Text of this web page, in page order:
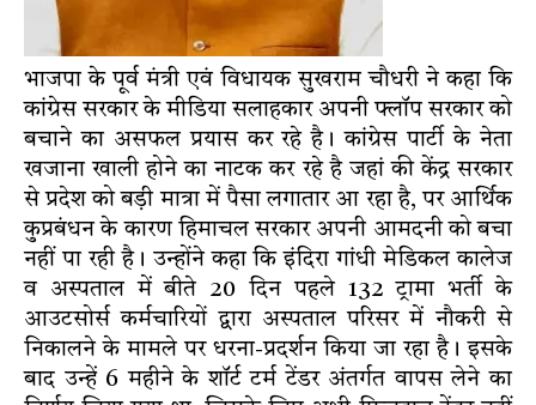
भाजपा के पूर्व मंत्री एवं विधायक सुखराम चौधरी ने कहा कि
कांग्रेस सरकार के मीडिया सलाहकार अपनी फ्लॉप सरकार को
बचाने का असफल प्रयास कर रहे है। कांग्रेस पार्टी के नेता
खजाना खाली होने का नाटक कर रहे है जहां की केंद्र सरकार
से प्रदेश को बड़ी मात्रा में पैसा लगातार आ रहा है, पर आर्थिक
कुप्रबंधन के कारण हिमाचल सरकार अपनी आमदनी को बचा
नहीं पा रही है। उन्होंने कहा कि इंदिरा गांधी मेडिकल कालेज
व अस्पताल में बीते 20 दिन पहले 132 ट्रामा भर्ती के
आउटसोर्स कर्मचारियों द्वारा अस्पताल परिसर में नौकरी से
निकालने के मामले पर धरना-प्रदर्शन किया जा रहा है। इसके
बाद उन्हें 6 महीने के शॉर्ट टर्म टेंडर अंतर्गत वापस लेने का